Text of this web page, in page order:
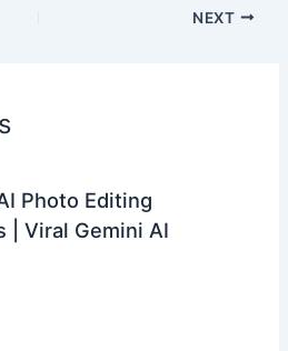
NEXT
Photo Editing
| Viral Gemini AI